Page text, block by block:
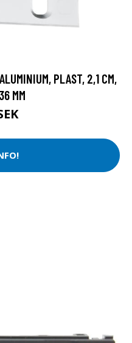
PLAST, 2,1 CM,
MM